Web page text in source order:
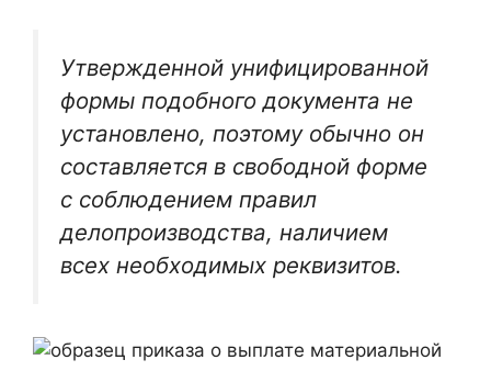
Утвержденной унифицированной
формы подобного документа не
установлено, поэтому обычно он
составляется в свободной форме
с соблюдением правил
делопроизводства, наличием
всех необходимых реквизитов.